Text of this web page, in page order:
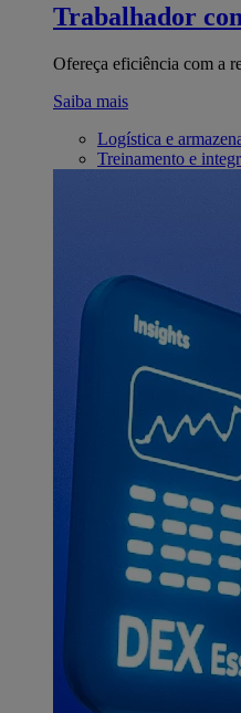
Trabalhador
Ofereça eficiência com a
Saiba mais
Logística e
Treinamento e